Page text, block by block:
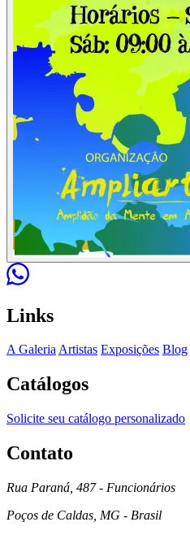
Links
A GaleriaArtistas Exposições Blog
Catálogos
Solicite seu catálogo personalizado
Contato
Rua Paraná, 487 - Funcionários
Poços de Caldas, MG - Brasil